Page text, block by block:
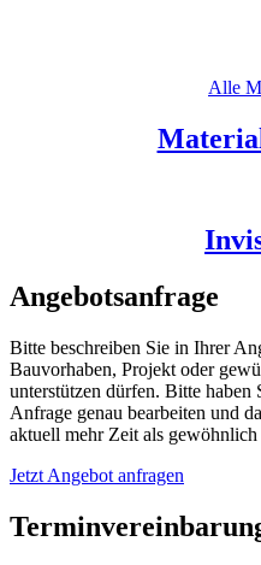
Alle
Angebotsanfrage
Bitte beschreiben Sie in Ihrer
Bauvorhaben, Projekt oder
unterstützen dürfen. Bitte haben
Anfrage genau bearbeiten und
aktuell mehr Zeit als
Jetzt Angebot anfragen